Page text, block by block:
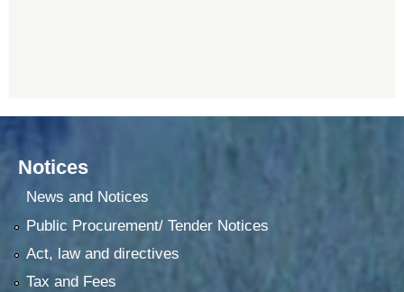
Notices
News and Notices
Public Procurement/ Tender Notices
Act, law and directives
Tax and Fees